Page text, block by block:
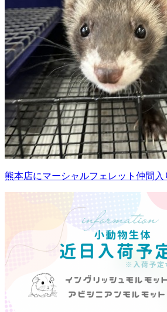
熊本店にマーシャルフェレット仲間入